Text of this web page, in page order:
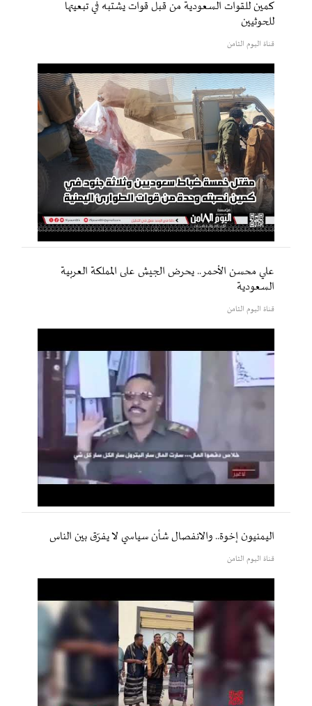
كمين للقوات السعودية من قبل قوات يشتبه في تبعيتها
للحوثيين
قناة اليوم الثامن
علي محسن الأحمر.. يحرض الجيش على المملكة العربية
السعودية
قناة اليوم الثامن
اليمنيون إخوة.. والانفصال شأن سياسي لا يفرّق بين الناس
قناة اليوم الثامن